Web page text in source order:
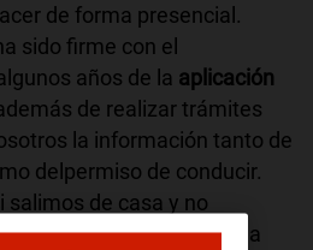
de forma presencial.
sido firme con el
años de la aplicación
de realizar trámites
la información tanto de
delpermiso de conducir.
salimos de casa y no
ya que de esta forma